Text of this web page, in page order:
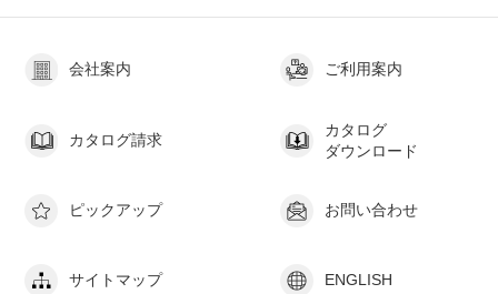
会社案内 ご利用案内
カタログ請求
カタログ
ダウンロード
ピックアップ お問い合わせ
サイトマップ ENGLISH